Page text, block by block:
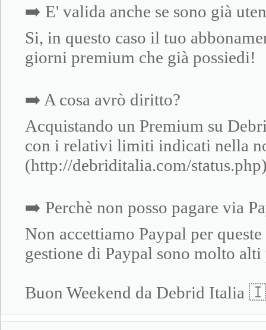
➡️ E' valida anche se sono già
Si, in questo caso il tuo
giorni premium che già possiedi!
➡️ A cosa avrò diritto?
Acquistando un Premium su
con i relativi limiti indicati nella
(http://debriditalia.com/
➡️ Perchè non posso pagare via
Non accettiamo Paypal per
gestione di Paypal sono molto
Buon Weekend da Debrid